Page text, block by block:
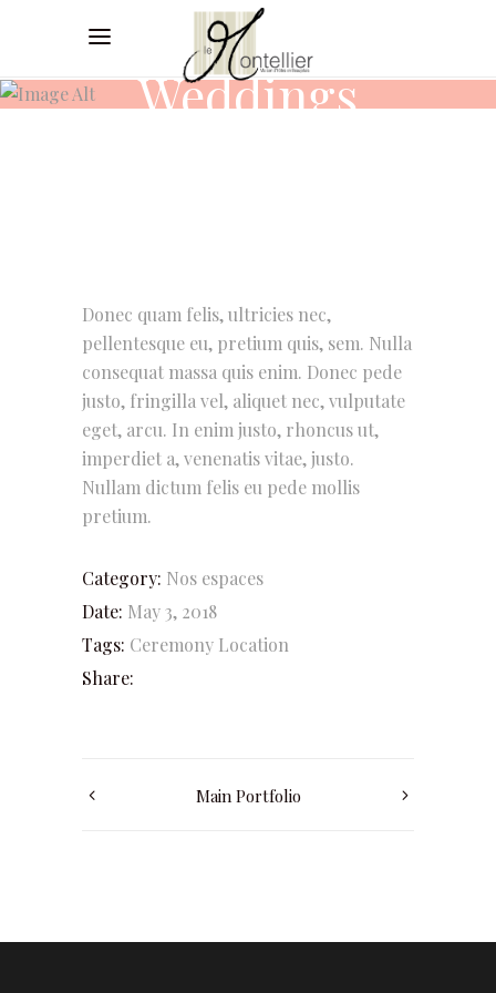
Weddings
Donec quam felis, ultricies nec,
pellentesque eu, pretium quis, sem. Nulla
consequat massa quis enim. Donec pede
justo, fringilla vel, aliquet nec, vulputate
eget, arcu. In enim justo, rhoncus ut,
imperdiet a, venenatis vitae, justo.
Nullam dictum felis eu pede mollis
pretium.
Category: Nos espaces
Date: May 3, 2018
Tags: Ceremony Location
Share:
Main Portfolio